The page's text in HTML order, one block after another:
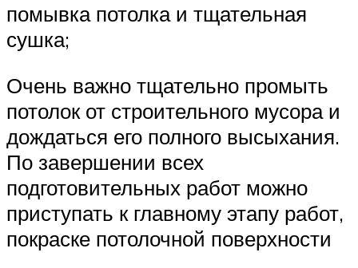
помывка потолка и тщательная
сушка;
Очень важно тщательно промыть
потолок от строительного мусора и
дождаться его полного высыхания.
По завершении всех
подготовительных работ можно
приступать к главному этапу работ,
покраске потолочной поверхности